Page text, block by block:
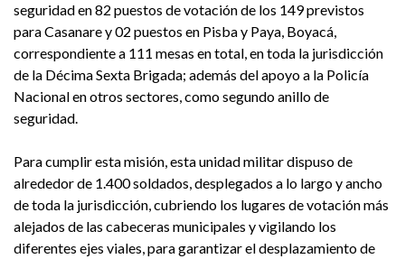
seguridad en 82 puestos de votación de los 149 previstos
para Casanare y 02 puestos en Pisba y Paya, Boyacá,
correspondiente a 111 mesas en total, en toda la jurisdicción
de la Décima Sexta Brigada; además del apoyo a la Policía
Nacional en otros sectores, como segundo anillo de
seguridad.
Para cumplir esta misión, esta unidad militar dispuso de
alrededor de 1.400 soldados, desplegados a lo largo y ancho
de toda la jurisdicción, cubriendo los lugares de votación más
alejados de las cabeceras municipales y vigilando los
diferentes ejes viales, para garantizar el desplazamiento de